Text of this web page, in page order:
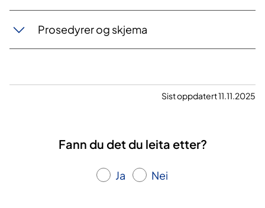
Prosedyrer og skjema
Sist oppdatert 11.11.2025
Fann du det du leita etter?
Ja Nei